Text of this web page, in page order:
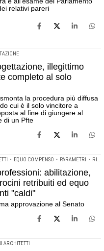
relativi pareri
illegittimo
completo al solo
la procedura più diffusa
cui è il solo vincitore a
al fine di giungere al
di un Pfte
• EQUO COMPENSO • PARAMETRI • RIFORMA DELLE PROFESSIONI
abilitazione,
retribuiti ed equo
"caldi"
approvazione al Senato
ARCHITETTI